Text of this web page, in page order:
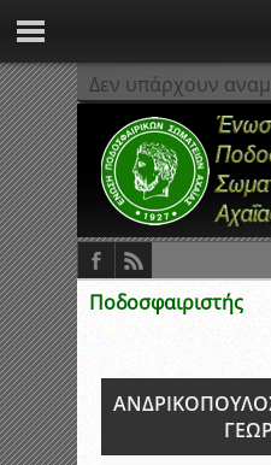
Δεν υπάρχουν
Ποδοσφαιριστής